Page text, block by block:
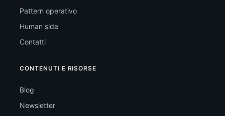
Pattern operativo
Human side
Contatti
CONTENUTI E RISORSE
Blog
Newsletter